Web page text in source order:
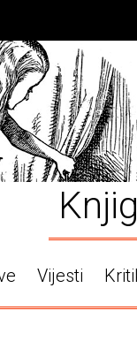
Vijesti